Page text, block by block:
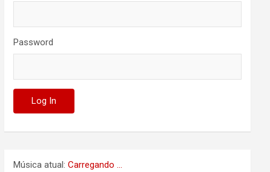
Password
Música atual:Carregando ...